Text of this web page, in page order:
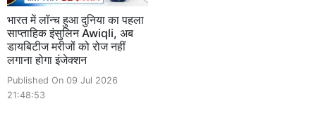
भारत में लॉन्च हुआ दुनिया का पहला
साप्ताहिक इंसुलिन Awiqli, अब
डायबिटीज मरीजों को रोज नहीं
लगाना होगा इंजेक्शन
Published On 09 Jul 2026
21:48:53